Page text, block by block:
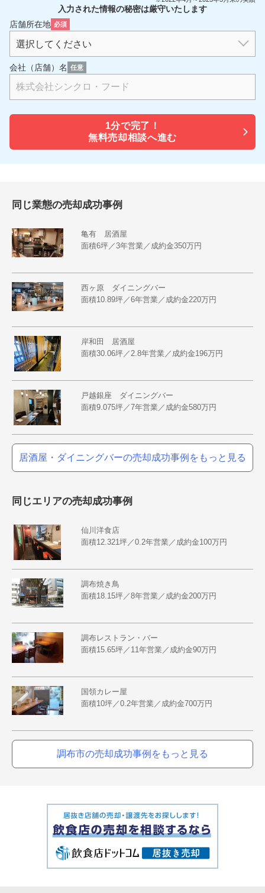
入力された情報の秘密は厳守いたします
店舗所在地 必須
会社（店舗）名 任意
1分で完了！
無料売却相談へ進む
同じ業態の売却成功事例
亀有 居酒屋
面積6坪／3年営業／成約金350万円
西ヶ原 ダイニングバー
面積10.89坪／6年営業／成約金220万円
岸和田 居酒屋
面積30.06坪／2.8年営業／成約金196万円
戸越銀座 ダイニングバー
面積9.075坪／7年営業／成約金580万円
居酒屋・ダイニングバーの売却成功事例をもっと見る
同じエリアの売却成功事例
仙川洋食店
面積12.321坪／0.2年営業／成約金100万円
調布焼き鳥
面積18.15坪／8年営業／成約金200万円
調布レストラン・バー
面積15.65坪／11年営業／成約金90万円
国領カレー屋
面積10坪／0.2年営業／成約金700万円
調布市の売却成功事例をもっと見る